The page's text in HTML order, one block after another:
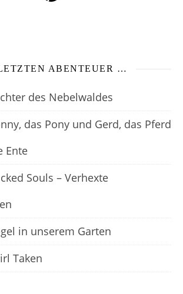
ABENTEUER …
des Nebelwaldes
das Pony und Gerd, das Pferd
Ente
Souls – Verhexte
in unserem Garten
Taken